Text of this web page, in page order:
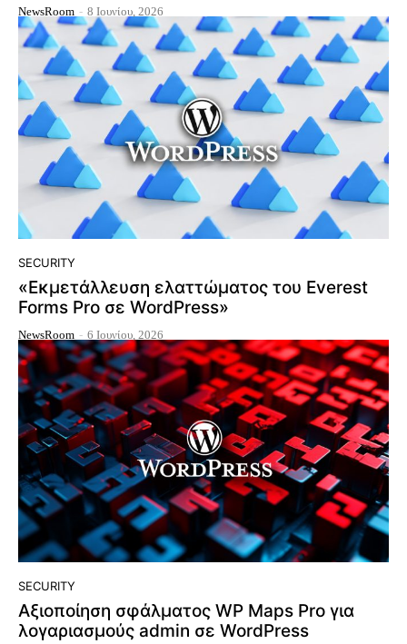
NewsRoom - 8 Ιουνίου, 2026
SECURITY
«Εκμετάλλευση ελαττώματος του Everest
Forms Pro σε WordPress»
NewsRoom - 6 Ιουνίου, 2026
SECURITY
Αξιοποίηση σφάλματος WP Maps Pro για
λογαριασμούς admin σε WordPress